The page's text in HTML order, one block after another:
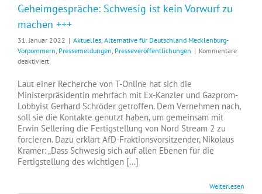
Geheimgespräche: Schwesig ist kein Vorwurf zu
machen +++
31. Januar 2022 | Aktuelles, Alternative für Deutschland Mecklenburg-
Vorpommern, Pressemeldungen, Presseveröffentlichungen | Kommentare
deaktiviertfür
–
Landtagsfraktion
MV:
+++
„Nord
Stream
2“-
Geheimgespräche:
Schwesig
Laut einer Recherche von T-Online hat sich die
Ministerpräsidentin mehrfach mit Ex-Kanzler und Gazprom-
Lobbyist Gerhard Schröder getroffen. Dem Vernehmen nach,
soll sie die Kontakte genutzt haben, um gemeinsam mit
Erwin Sellering die Fertigstellung von Nord Stream 2 zu
forcieren. Dazu erklärt AfD-Fraktionsvorsitzender, Nikolaus
Kramer: „Dass Schwesig sich auf allen Ebenen für die
Fertigstellung des wichtigen [...]
Weiterlesen